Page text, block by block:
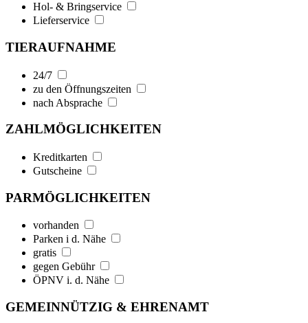
Hol- & Bringservice
Lieferservice
TIERAUFNAHME
24/7
zu den Öffnungszeiten
nach Absprache
ZAHLMÖGLICHKEITEN
Kreditkarten
Gutscheine
PARMÖGLICHKEITEN
vorhanden
Parken i d. Nähe
gratis
gegen Gebühr
ÖPNV i. d. Nähe
GEMEINNÜTZIG & EHRENAMT